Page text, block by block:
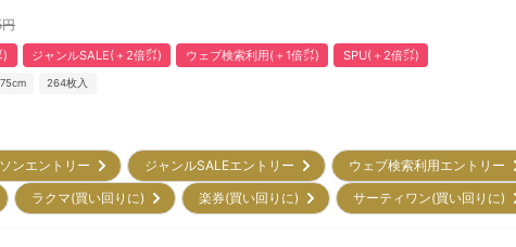
) ジャンルSALE(＋2倍㌽) ウェブ検索利用(＋1倍㌽) SPU(＋2倍㌽)
264枚入
ンエントリー ジャンルSALEエントリー ウェブ検索利用エントリー
ラクマ(買い回りに) 楽券(買い回りに) サーティワン(買い回りに)